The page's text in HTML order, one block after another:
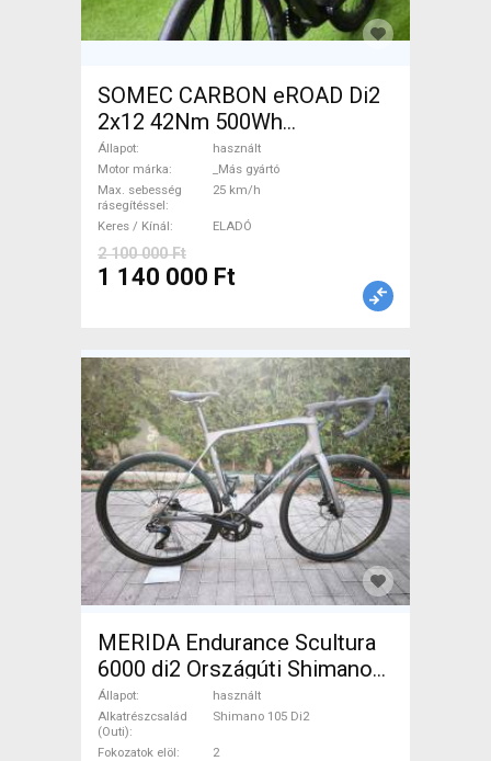
SOMEC CARBON eROAD Di2
2x12 42Nm 500Wh
Elektromos Országúti / Gravel
_Más gyártó használt ELADÓ
Állapot
használt
Motor márka
_Más gyártó
Max. sebesség
rásegítéssel
25 km/h
Keres / Kínál ELADÓ
2 100 000 Ft
1 140 000 Ft
MERIDA Endurance Scultura
6000 di2 Országúti Shimano
105 Di2 tárcsafék használt
ELADÓ
Állapot
használt
Alkatrészcsalád
(Outi)
Shimano 105 Di2
Fokozatok elöl
2